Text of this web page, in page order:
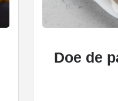
Doe de